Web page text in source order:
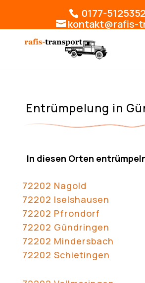
0177-5125352
kontakt@rafis-
Entrümpelung in
In diesen Orten
72202 Nagold
72202 Iselshausen
72202 Pfrondorf
72202 Gündringen
72202 Mindersbach
72202 Schietingen